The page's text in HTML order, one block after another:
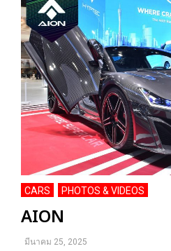
CARS PHOTOS & VIDEOS
AION
มีนาคม 25, 2025